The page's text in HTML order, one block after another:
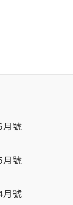
月號
月號
月號